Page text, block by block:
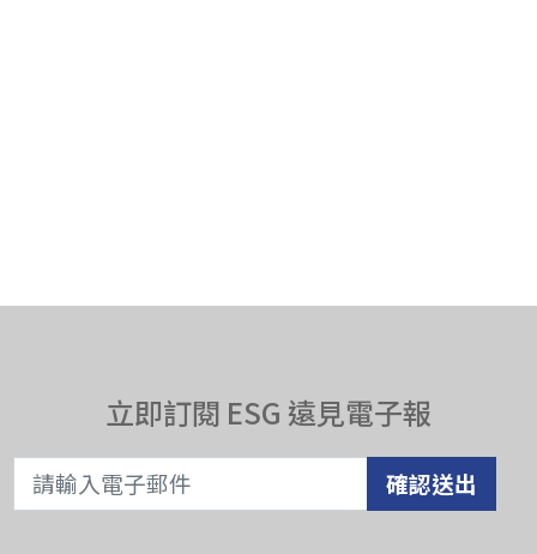
立即訂閱 ESG 遠見電子報
確認送出